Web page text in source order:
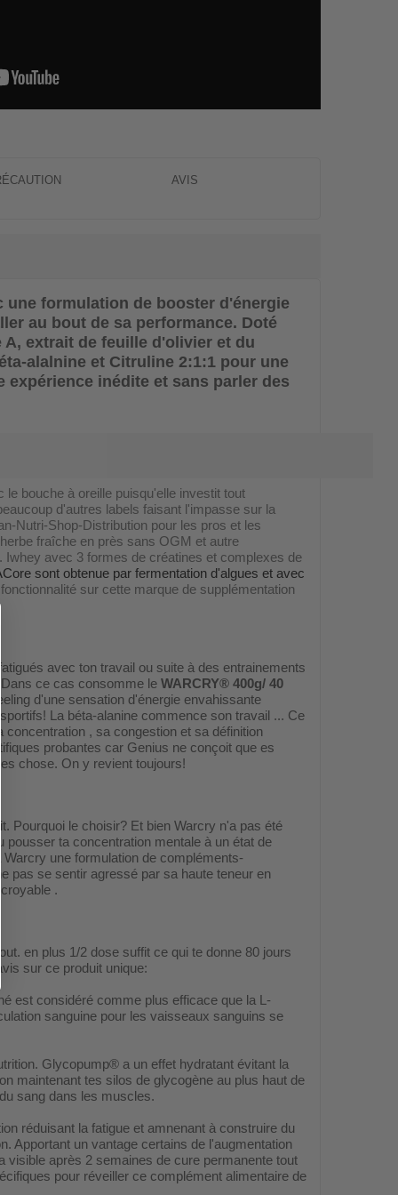
AVIS
une formulation de booster d'énergie
au bout de sa performance. Doté
extrait de feuille d'olivier et du
alalnine et Citruline 2:1:1 pour une
inédite et sans parler des
bouche à oreille puisqu'elle investit tout
d'autres labels faisant l'impasse sur la
Nutri-Shop-Distribution pour les pros et les
fraîche en près sans OGM et autre
Iwhey avec 3 formes de créatines et complexes de
sont obtenue par fermentation d'algues et avec
sur cette marque de supplémentation
avec ton travail ou suite à des entrainements
ce cas consomme le WARCRY® 400g/ 40
d'une sensation d'énergie envahissante
La béta-alanine commence son travail ... Ce
, sa congestion et sa définition
probantes car Genius ne conçoit que es
chose. On y revient toujours!
Pourquoi le choisir? Et bien Warcry n'a pas été
ta concentration mentale à un état de
une formulation de compléments-
pas se sentir agressé par sa haute teneur en
.
en plus 1/2 dose suffit ce qui te donne 80 jours
sur ce produit unique:
est considéré comme plus efficace que la L-
sanguine pour les vaisseaux sanguins se
Glycopump® a un effet hydratant évitant la
maintenant tes silos de glycogène au plus haut de
sang dans les muscles.
réduisant la fatigue et amnenant à construire du
Apportant un vantage certains de l'augmentation
après 2 semaines de cure permanente tout
pour réveiller ce complément alimentaire de